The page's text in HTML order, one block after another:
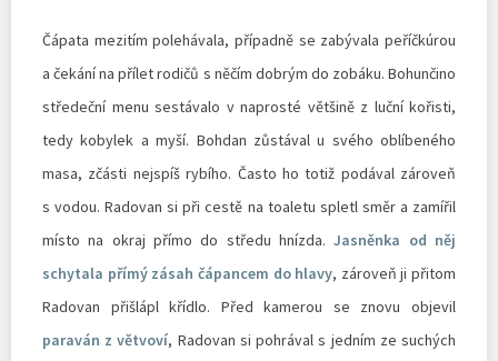
Čápata mezitím polehávala, případně se zabývala peříčkúrou
a čekání na přílet rodičů s něčím dobrým do zobáku. Bohunčino
středeční menu sestávalo v naprosté většině z luční kořisti,
tedy kobylek a myší. Bohdan zůstával u svého oblíbeného
masa, zčásti nejspíš rybího. Často ho totiž podával zároveň
s vodou. Radovan si při cestě na toaletu spletl směr a zamířil
místo na okraj přímo do středu hnízda.Jasněnka od něj
schytala přímý zásah čápancem do hlavy, zároveň ji přitom
Radovan přišlápl křídlo. Před kamerou se znovu objevil
paraván z větvoví, Radovan si pohrával s jedním ze suchých